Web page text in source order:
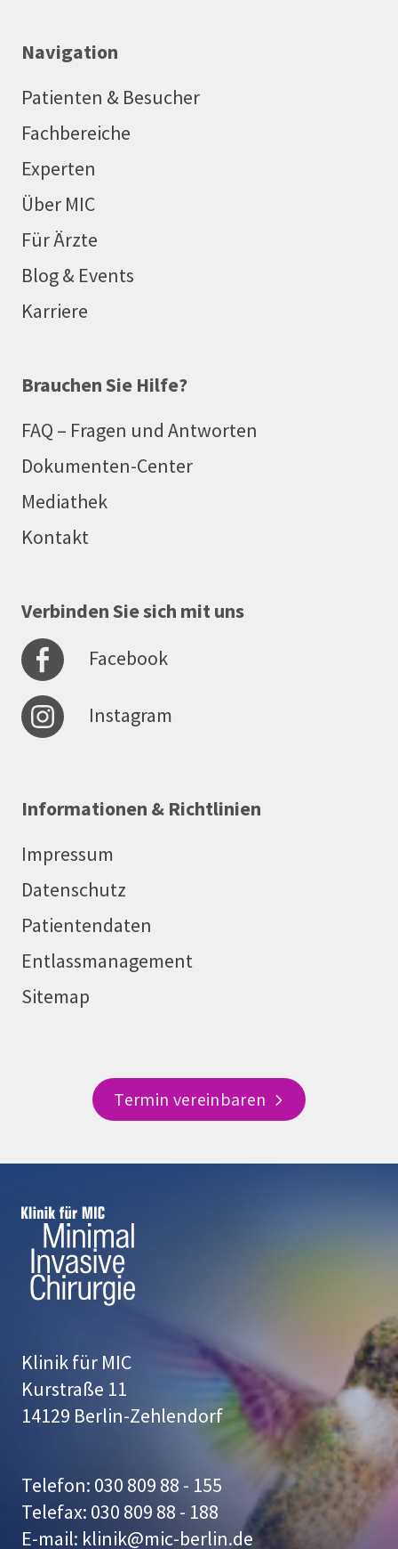
Navigation
Patienten & Besucher
Fachbereiche
Experten
Über MIC
Für Ärzte
Blog & Events
Karriere
Brauchen Sie Hilfe?
FAQ – Fragen und Antworten
Dokumenten-Center
Mediathek
Kontakt
Verbinden Sie sich mit uns
Facebook
Instagram
Informationen & Richtlinien
Impressum
Datenschutz
Patientendaten
Entlassmanagement
Sitemap
Termin vereinbaren
Klinik für MIC
Kurstraße 11
14129 Berlin-Zehlendorf
Telefon: 030 809 88 - 155
Telefax: 030 809 88 - 188
E-mail: klinik@mic-berlin.de